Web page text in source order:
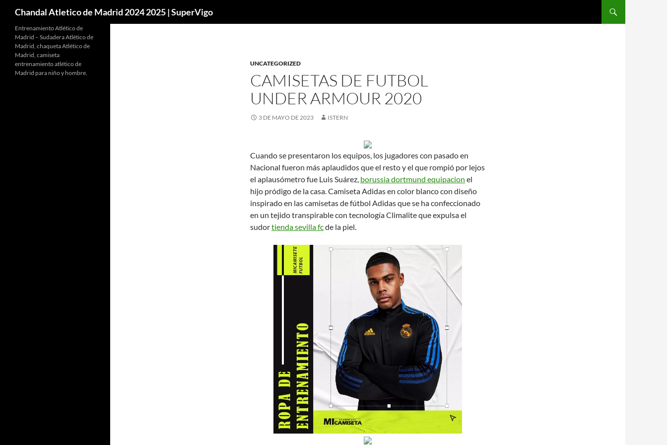
Chandal Atletico de Madrid 2024 2025 | SuperVigo
UNCATEGORIZED
CAMISETAS DE FUTBOL
UNDER ARMOUR 2020
3 DE MAYO DE 2023 ISTERN
Cuando se presentaron los equipos, los jugadores con pasado en
Nacional fueron más aplaudidos que el resto y el que rompió por lejos
el aplausómetro fue Luis Suárez, borussia dortmund equipacion el
hijo pródigo de la casa. Camiseta Adidas en color blanco con diseño
inspirado en las camisetas de fútbol Adidas que se ha confeccionado
en un tejido transpirable con tecnología Climalite que expulsa el
sudortienda sevilla fcde la piel.
Entrenamiento Atlético de
Madrid – Sudadera Atlético de
Madrid, chaqueta Atlético de
Madrid, camiseta
entrenamiento atlético de
Madrid para niño y hombre.